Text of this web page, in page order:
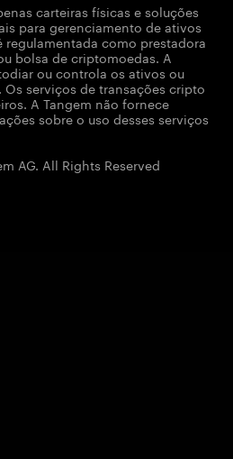
carteiras físicas e soluções
para gerenciamento de ativos
regulamentada como prestadora
bolsa de criptomoedas. A
ou controla os ativos ou
serviços de transações cripto
A Tangem não fornece
sobre o uso desses serviços